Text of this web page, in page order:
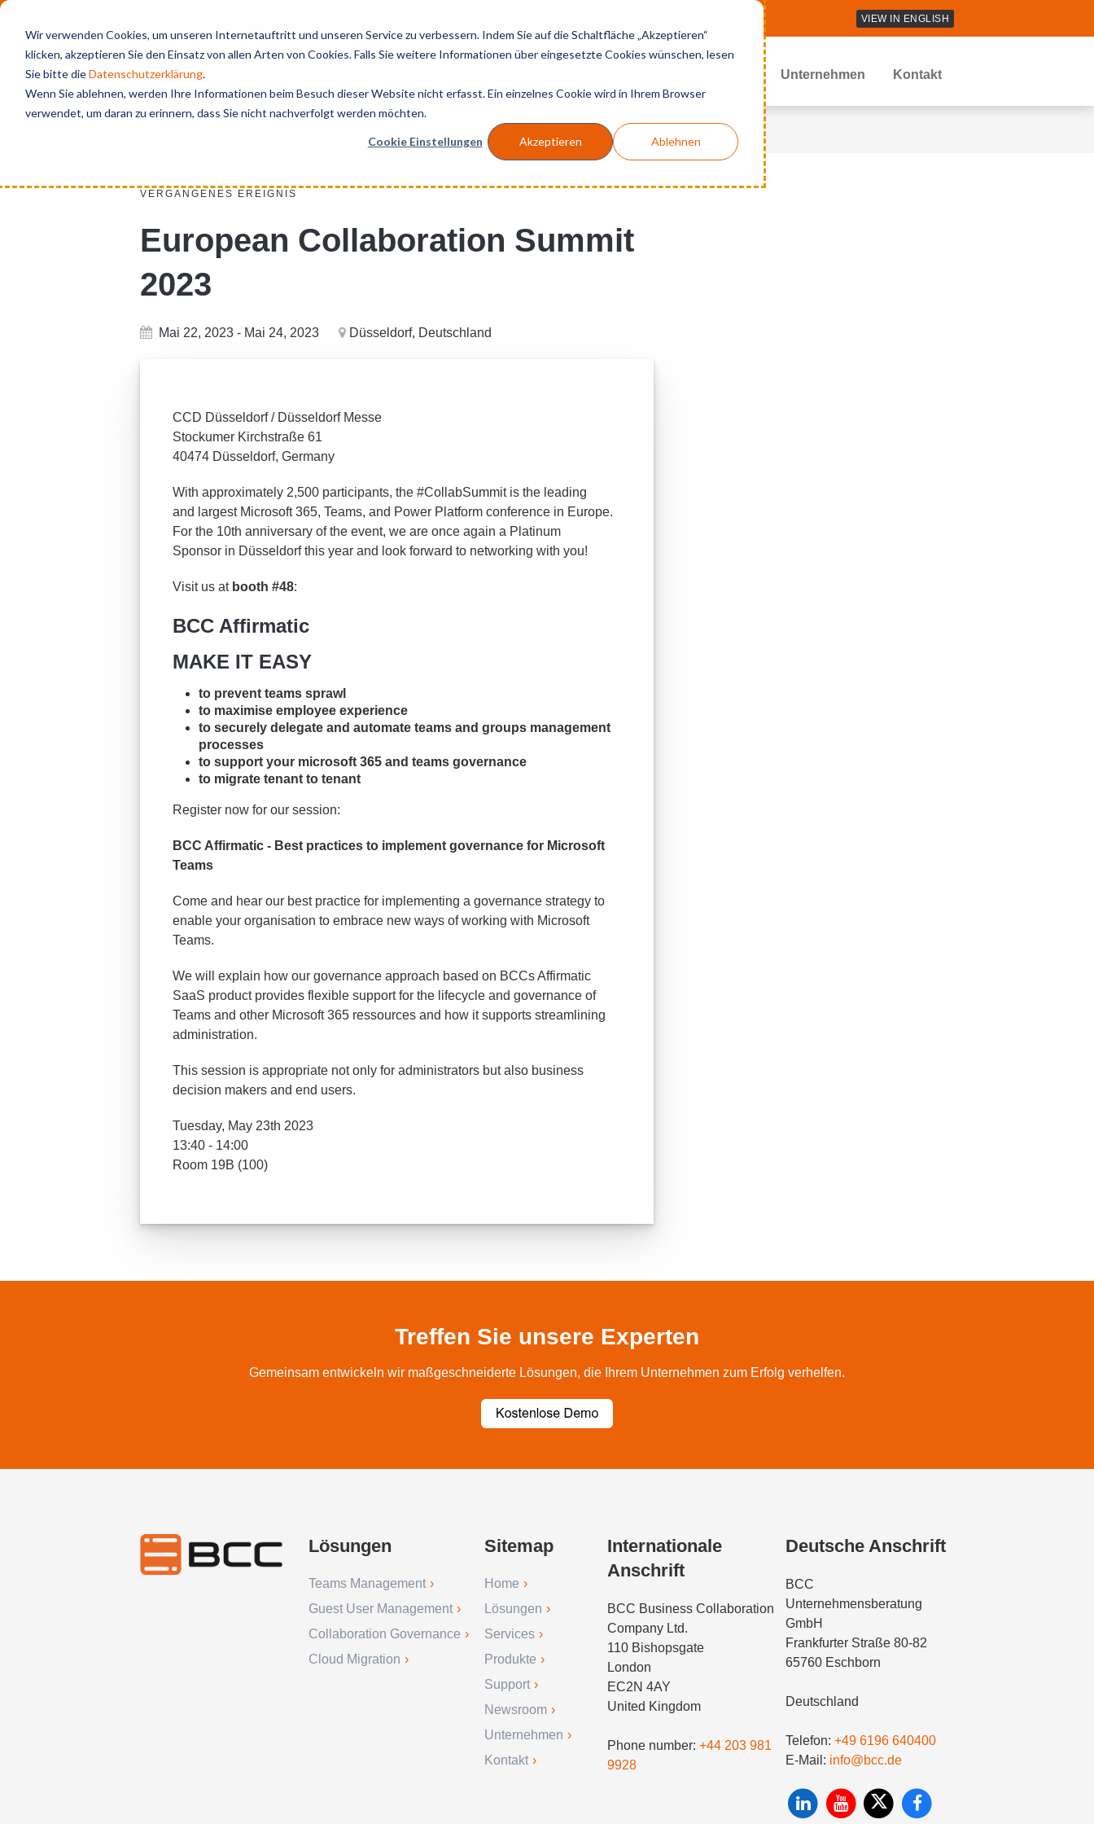
Wir verwenden Cookies, um unseren Internetauftritt und unseren Service zu verbessern. Indem Sie auf die Schaltfläche „Akzeptieren“
klicken, akzeptieren Sie den Einsatz von allen Arten von Cookies. Falls Sie weitere Informationen über eingesetzte Cookies wünschen, lesen
Sie bitte dieDatenschutzerklärung.
Wenn Sie ablehnen, werden Ihre Informationen beim Besuch dieser Website nicht erfasst. Ein einzelnes Cookie wird in Ihrem Browser
verwendet, um daran zu erinnern, dass Sie nicht nachverfolgt werden möchten.
Cookie Einstellungen Akzeptieren Ablehnen
VIEW IN ENGLISH
Unternehmen Kontakt
European Collaboration Summit 2023
VERGANGENES EREIGNIS
European Collaboration Summit
2023
Mai 22, 2023 - Mai 24, 2023 Düsseldorf, Deutschland
CCD Düsseldorf / Düsseldorf Messe
Stockumer Kirchstraße 61
40474 Düsseldorf, Germany
With approximately 2,500 participants, the #CollabSummit is the leading
and largest Microsoft 365, Teams, and Power Platform conference in Europe.
For the 10th anniversary of the event, we are once again a Platinum
Sponsor in Düsseldorf this year and look forward to networking with you!
Visit us at booth #48:
BCC Affirmatic
MAKE IT EASY
to prevent teams sprawl
to maximise employee experience
to securely delegate and automate teams and groups management
processes
to support your microsoft 365 and teams governance
to migrate tenant to tenant
Register now for our session:
BCC Affirmatic - Best practices to implement governance for Microsoft
Teams
Come and hear our best practice for implementing a governance strategy to
enable your organisation to embrace new ways of working with Microsoft
Teams.
We will explain how our governance approach based on BCCs Affirmatic
SaaS product provides flexible support for the lifecycle and governance of
Teams and other Microsoft 365 ressources and how it supports streamlining
administration.
This session is appropriate not only for administrators but also business
decision makers and end users.
Tuesday, May 23th 2023
13:40 - 14:00
Room 19B (100)
Treffen Sie unsere Experten
Gemeinsam entwickeln wir maßgeschneiderte Lösungen, die Ihrem Unternehmen zum Erfolg verhelfen.
Lösungen
Teams Management
Guest User Management
Collaboration Governance
Cloud Migration
Sitemap
Home
Lösungen
Services
Produkte
Support
Newsroom
Unternehmen
Kontakt
Internationale
Anschrift
BCC Business Collaboration
Company Ltd.
110 Bishopsgate
London
EC2N 4AY
United Kingdom
Phone number: +44 203 981
9928
Deutsche Anschrift
BCC
Unternehmensberatung
GmbH
Frankfurter Straße 80-82
65760 Eschborn
Deutschland
Telefon:+49 6196 640400
E-Mail: info@bcc.de